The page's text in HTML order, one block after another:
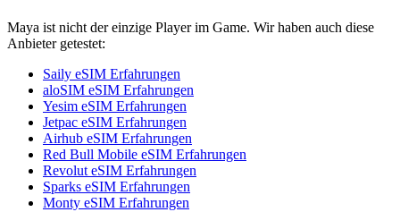
Maya ist nicht der einzige Player im Game. Wir haben auch diese
Anbieter getestet:
Saily eSIM Erfahrungen
aloSIM eSIM Erfahrungen
Yesim eSIM Erfahrungen
Jetpac eSIM Erfahrungen
Airhub eSIM Erfahrungen
Red Bull Mobile eSIM Erfahrungen
Revolut eSIM Erfahrungen
Sparks eSIM Erfahrungen
Monty eSIM Erfahrungen